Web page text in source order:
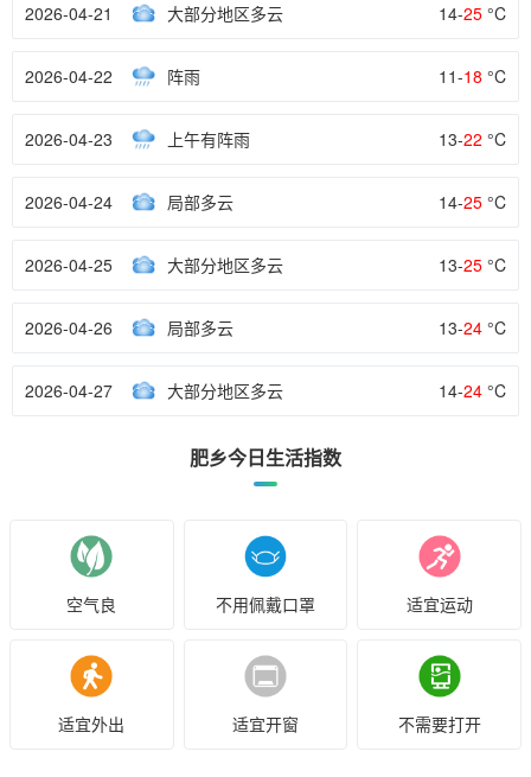
2026-04-21 大部分地区多云 14-25 °C
2026-04-22 阵雨 11-18 °C
2026-04-23 上午有阵雨 13-22 °C
2026-04-24 局部多云 14-25 °C
2026-04-25 大部分地区多云 13-25 °C
2026-04-26 局部多云 13-24 °C
2026-04-27 大部分地区多云 14-24 °C
肥乡今日生活指数
空气良 不用佩戴口罩 适宜运动
适宜外出 适宜开窗 不需要打开